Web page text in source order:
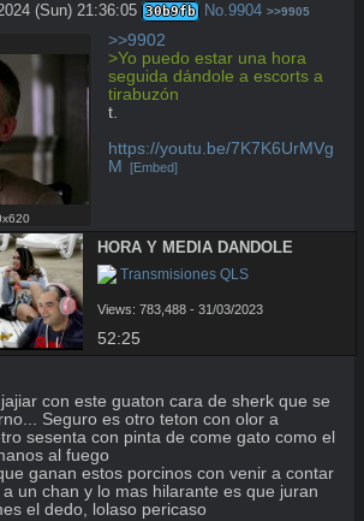
(Sun) 21:36:05 30b9fb No.9904 >>9905
>>9902
>Yo puedo estar una hora
seguida dándole a escorts a
tirabuzón
t.
https://youtu.be/7K7K6UrMVg
M
[Embed]
HORA Y MEDIA DANDOLE
Transmisiones QLS
Views: 783,488 - 31/03/2023
52:25
con este guaton cara de sherk que se
Seguro es otro teton con olor a
sesenta con pinta de come gato como el
al fuego
ganan estos porcinos con venir a contar
un chan y lo mas hilarante es que juran
el dedo, lolaso pericaso